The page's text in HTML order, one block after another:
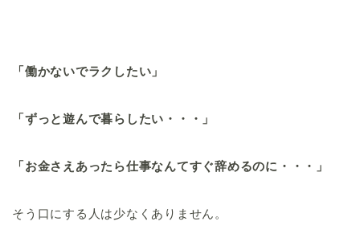
「働かないでラクしたい」
「ずっと遊んで暮らしたい・・・」
「お金さえあったら仕事なんてすぐ辞めるのに・・・」
そう口にする人は少なくありません。